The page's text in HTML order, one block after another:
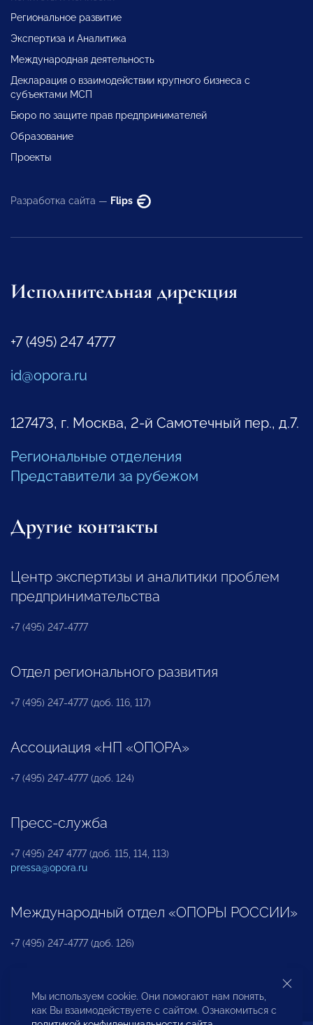
Региональное развитие
Экспертиза и Аналитика
Международная деятельность
Декларация о взаимодействии крупного бизнеса с
субъектами МСП
Бюро по защите прав предпринимателей
Образование
Проекты
Разработка сайта — Flips
Исполнительная дирекция
+7 (495) 247 4777
id@opora.ru
127473, г. Москва, 2-й Самотечный пер., д.7.
Региональные отделения
Представители за рубежом
Другие контакты
Центр экспертизы и аналитики проблем
предпринимательства
+7 (495) 247-4777
Отдел регионального развития
+7 (495) 247-4777 (доб. 116, 117)
Ассоциация «НП «ОПОРА»
+7 (495) 247-4777 (доб. 124)
Пресс-служба
+7 (495) 247 4777 (доб. 115, 114, 113)
pressa@opora.ru
Международный отдел «ОПОРЫ РОССИИ»
+7 (495) 247-4777 (доб. 126)
Бюро по защите прав предпринимателей и
инвесторов
Мы используем cookie. Они помогают нам понять,
как Вы взаимодействуете с сайтом. Ознакомиться с